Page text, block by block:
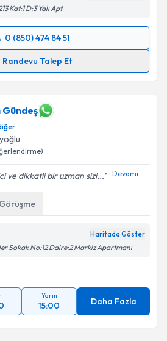
Kat:1 D:3 Yalı Apt
0 (850) 474 84 51
Randevu Talep Et
Talebi
e-posta ile
işlenmesine ilişkin
ve kişisel verilerimin belirtilen
kabul ediyorum.
Talebini Gönder
Gündeş
ve dikkatli bir uzman sizi... Devamı
Haritada Göster
Sokak No:12 Daire:2 Markiz Apartmanı
Yarın
15:00 Daha Fazla